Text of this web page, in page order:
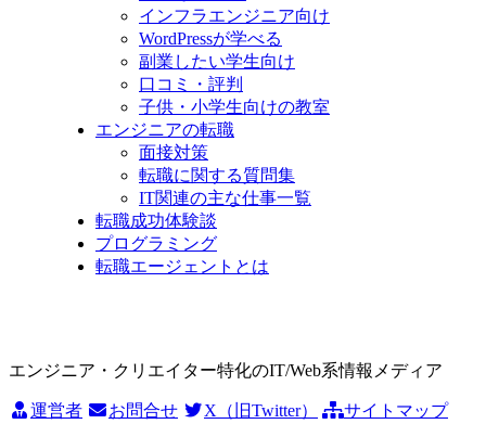
インフラエンジニア向け
WordPressが学べる
副業したい学生向け
口コミ・評判
子供・小学生向けの教室
エンジニアの転職
面接対策
転職に関する質問集
IT関連の主な仕事一覧
転職成功体験談
プログラミング
転職エージェントとは
エンジニア・クリエイター特化のIT/Web系情報メディア
運営者 お問合せ X（旧Twitter）
サイトマップ